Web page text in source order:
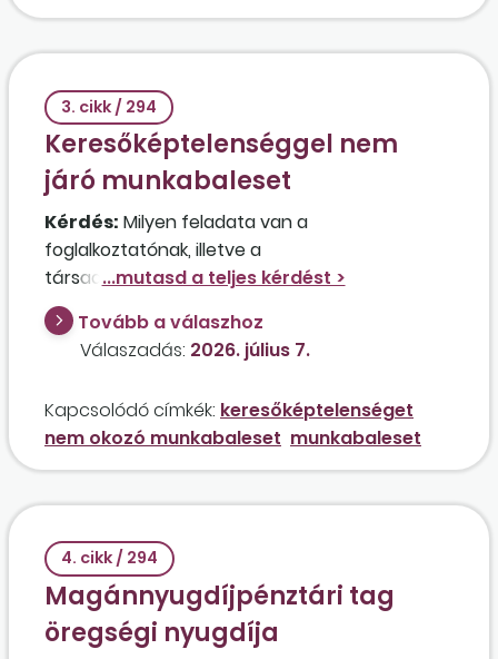
3. cikk / 294
Keresőképtelenséggel nem
járó munkabaleset
Kérdés: Milyen feladata van a
foglalkoztatónak, illetve a
társadalombiztosítási kifizetőhelynek abban az
esetben, ha a munkavégzéssel
összefüggésben balesetet szenvedett
munkavállaló nem válik keresőképtelenné?
illetve milyen jegyzőkönyveket kell készíteni
ebben az esetben?
Tovább a válaszhoz
Válaszadás: 2026. július 7.
Kapcsolódó címkék: keresőképtelenséget
nem okozó munkabaleset munkabaleset
4. cikk / 294
Magánnyugdíjpénztári tag
öregségi nyugdíja